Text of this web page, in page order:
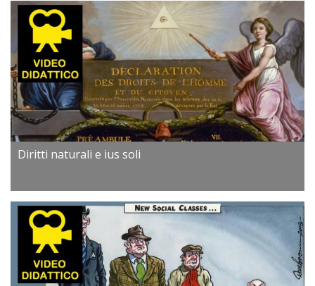
Diritti naturali e ius soli